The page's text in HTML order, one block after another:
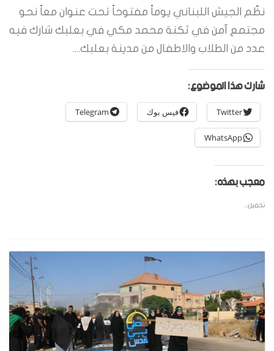
نظّم الجيش اللبناني يوماً مفتوحاً تحت عنوان معاً نحو
مجتمع آمن في ثكنة محمد مكي في بعلبك شارك فيه
عدد من الطلاب والاطفال من مدينة بعلبك....
شارك هذا الموضوع:
Twitter فيس بوك Telegram
WhatsApp
معجب بهذه:
تحميل...